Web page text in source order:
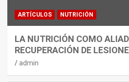
ARTÍCULOS NUTRICIÓN
LA NUTRICIÓN COMO
RECUPERACIÓN DE
admin